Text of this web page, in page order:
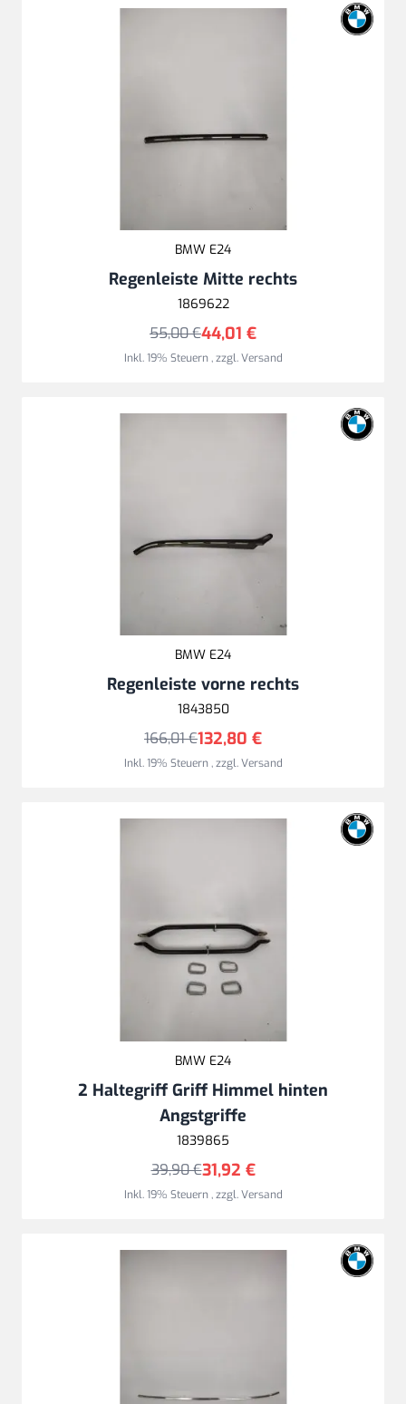
BMW E24
Regenleiste Mitte rechts
1869622
44,01 €
55,00 €
Inkl. 19% Steuern,zzgl.Versand
BMW E24
Regenleiste vorne rechts
1843850
132,80 €
166,01 €
Inkl. 19% Steuern,zzgl.Versand
BMW E24
2 Haltegriff Griff Himmel hinten
Angstgriffe
1839865
31,92 €
39,90 €
Inkl. 19% Steuern,zzgl.Versand